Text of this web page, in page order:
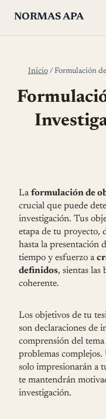
NORMAS APA
Inicio / Formulación
Laformulación de
crucial que puede
investigación. Tus
etapa de tu proyecto,
hasta la presentación
tiempo y esfuerzo a
definidos, sientas las
coherente.
Los objetivos de tu
son declaraciones de
comprensión del
problemas
solo impresionarán a
te mantendrán
investigación.